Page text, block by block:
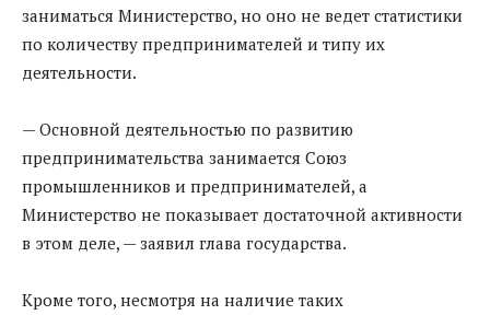
заниматься Министерство, но оно не ведет статистики
по количеству предпринимателей и типу их
деятельности.
— Основной деятельностью по развитию
предпринимательства занимается Союз
промышленников и предпринимателей, а
Министерство не показывает достаточной активности
в этом деле, — заявил глава государства.
Кроме того, несмотря на наличие таких